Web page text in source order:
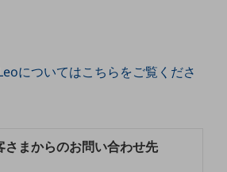
をご紹介し、
についてはこちらをご覧くださ
さまからのお問い合わせ先